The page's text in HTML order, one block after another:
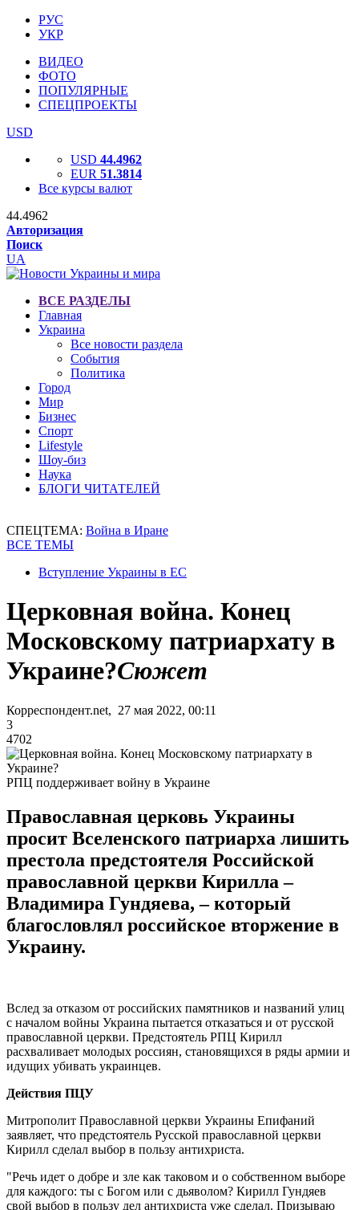
РУС
УКР
ВИДЕО
ФОТО
ПОПУЛЯРНЫЕ
СПЕЦПРОЕКТЫ
USD
USD 44.4962
EUR 51.3814
Все курсы валют
44.4962
Авторизация
Поиск
UA
ВСЕ РАЗДЕЛЫ
Главная
Украина
Все новости раздела
События
Политика
Город
Мир
Бизнес
Спорт
Lifestyle
Шоу-биз
Наука
БЛОГИ ЧИТАТЕЛЕЙ
СПЕЦТЕМА: Война в Иране
ВСЕ ТЕМЫ
Вступление Украины в ЕС
Церковная война. Конец
Московскому патриархату в
Украине?Сюжет
Корреспондент.net, 27 мая 2022, 00:11
3
4702
РПЦ поддерживает войну в Украине
Православная церковь Украины
просит Вселенского патриарха лишить
престола предстоятеля Российской
православной церкви Кирилла –
Владимира Гундяева, – который
благословлял российское вторжение в
Украину.
Вслед за отказом от российских памятников и названий улиц
с началом войны Украина пытается отказаться и от русской
православной церкви. Предстоятель РПЦ Кирилл
расхваливает молодых россиян, становящихся в ряды армии и
идущих убивать украинцев.
Действия ПЦУ
Митрополит Православной церкви Украины Епифаний
заявляет, что предстоятель Русской православной церкви
Кирилл сделал выбор в пользу антихриста.
"Речь идет о добре и зле как таковом и о собственном выборе
для каждого: ты с Богом или с дьяволом? Кирилл Гундяев
свой выбор в пользу дел антихриста уже сделал. Призываю